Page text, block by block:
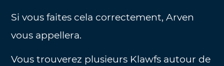
Si vous faites cela correctement, Arven
vous appellera.
Vous trouverez plusieurs Klawfs autour de